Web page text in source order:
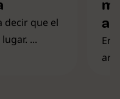
decir que el
...
al
En